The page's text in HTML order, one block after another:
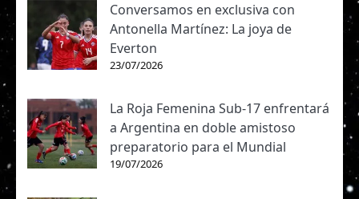
Conversamos en exclusiva con
Antonella Martínez: La joya de
Everton
23/07/2026
La Roja Femenina Sub-17 enfrentará
a Argentina en doble amistoso
preparatorio para el Mundial
19/07/2026